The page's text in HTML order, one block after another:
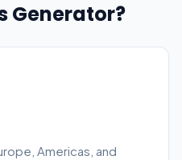
Generator?
Americas, and